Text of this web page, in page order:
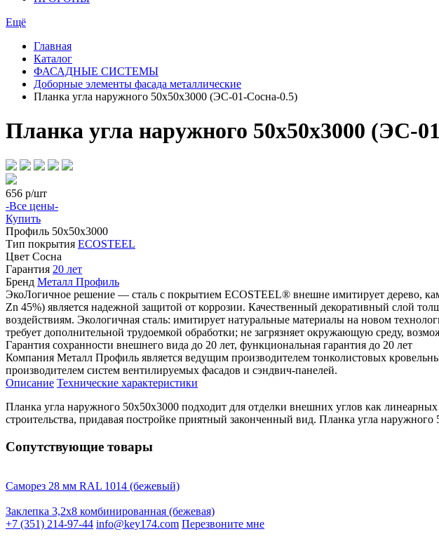
Ещё
Главная
Каталог
ФАСАДНЫЕ СИСТЕМЫ
Доборные элементы фасада металлические
Планка угла наружного 50х50х3000 (ЭС-01-Сосна-0.5)
Планка угла наружного 50х50х3000 (ЭС-
656 р/шт
-Все цены-
Купить
Профиль 50х50х3000
Тип покрытия ECOSTEEL
Цвет Сосна
Гарантия 20 лет
Бренд Металл Профиль
ЭкоЛогичное решение — сталь с покрытием ECOSTEEL® внешне имитирует дерево,
Zn 45%) является надежной защитой от коррозии. Качественный декоративный слой
воздействиям. Экологичная сталь: имитирует натуральные материалы на новом
требует дополнительной трудоемкой обработки; не загрязняет окружающую среду,
Гарантия сохранности внешнего вида до 20 лет, функциональная гарантия до 20 лет
Компания Металл Профиль является ведущим производителем тонколистовых
производителем систем вентилируемых фасадов и сэндвич-панелей.
Описание Технические характеристики
Планка угла наружного 50х50х3000 подходит для отделки внешних углов как
строительства, придавая постройке приятный законченный вид. Планка угла
Сопутствующие товары
Саморез 28 мм RAL 1014 (бежевый)
Заклепка 3,2х8 комбинированная (бежевая)
+7 (351) 214-97-44 info@key174.com Перезвоните мне